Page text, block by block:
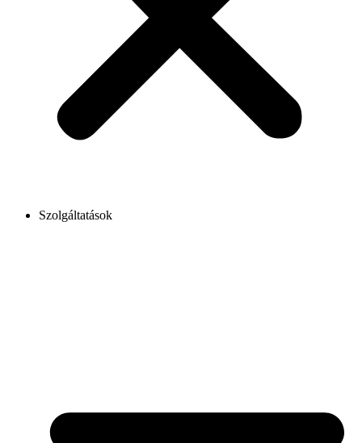
Szolgáltatások